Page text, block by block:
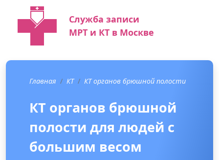
Служба записи
МРТ и КТ в Москве
Главная КТ КТ органов брюшной полости
КТ органов брюшной
полости для людей с
большим весом